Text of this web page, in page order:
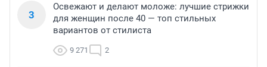
3
Освежают и делают моложе: лучшие стрижки
для женщин после 40 — топ стильных
вариантов от стилиста
9 271 2